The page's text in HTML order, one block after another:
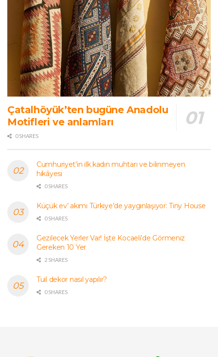
Çatalhöyük’ten bugüne Anadolu
Motifleri ve anlamları
0 SHARES
Cumhuriyet’in ilk kadın muhtarı ve bilinmeyen
hikâyesi
0 SHARES
Küçük ev’ akımı Türkiye’de yaygınlaşıyor: Tiny House
0 SHARES
Gezilecek Yerler Var! İşte Kocaeli’de Görmeniz
Gereken 10 Yer
2 SHARES
Tuil dekor nasıl yapılır?
0 SHARES